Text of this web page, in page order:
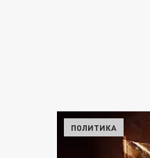
ПОЛИТИКА